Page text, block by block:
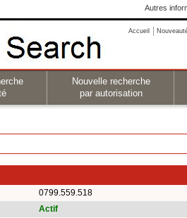
Autres
Accueil
Nouvelle recherche
par autorisation
0799.559.518
Actif